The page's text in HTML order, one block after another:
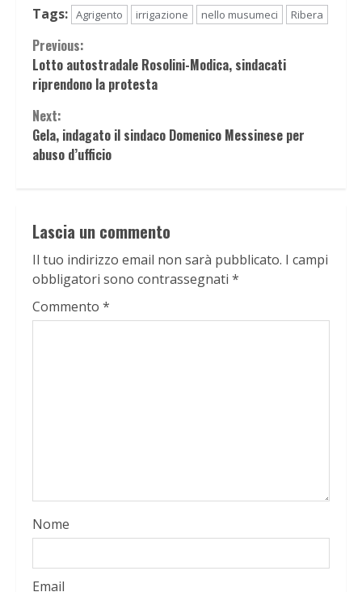
Tags: Agrigento irrigazione nello musumeci Ribera
Continue
Reading
Previous:
Lotto autostradale Rosolini-Modica, sindacati
riprendono la protesta
Next:
Gela, indagato il sindaco Domenico Messinese per
abuso d’ufficio
Lascia un commento
Il tuo indirizzo email non sarà pubblicato. I campi
obbligatori sono contrassegnati *
Commento *
Nome
Email